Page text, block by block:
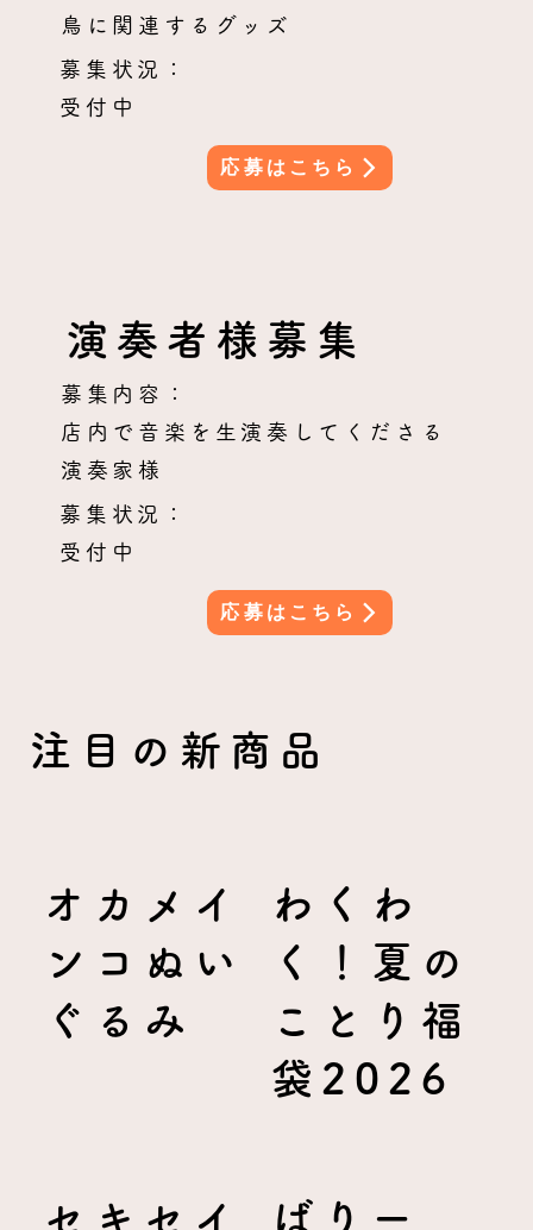
鳥に関連するグッズ
募集状況：
受付中
応募はこちら
演奏者様募集
募集内容：
店内で音楽を生演奏してくださる
演奏家様
募集状況：
受付中
応募はこちら
注目の新商品
オカメイ
ンコぬい
ぐるみ
わくわ
く！夏の
ことり福
袋2026
セキセイ ばりー